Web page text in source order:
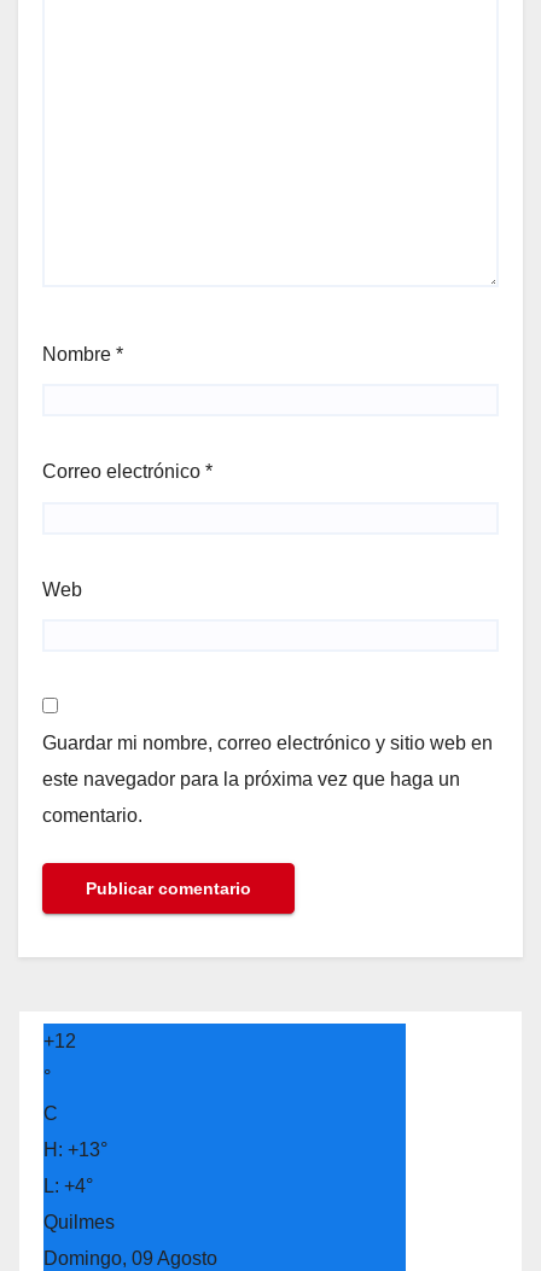
Nombre *
Correo electrónico *
Web
Guardar mi nombre, correo electrónico y sitio web en
este navegador para la próxima vez que haga un
comentario.
+12
°
C
H: +13°
L: +4°
Quilmes
Domingo, 09 Agosto